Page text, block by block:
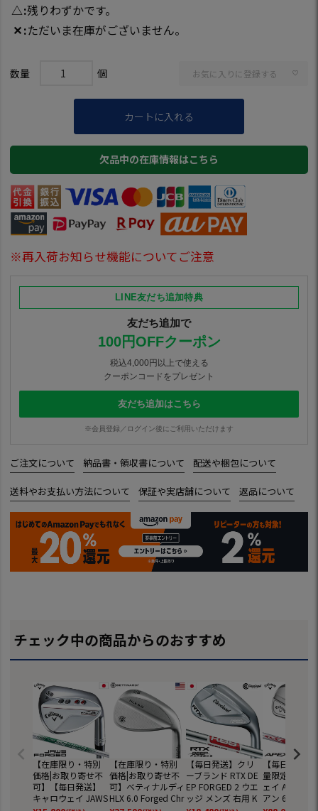
△ 残りわずかです。
✕ ただいま在庫がございません。
お気に入りに登録する
カートに入れる
欠品中の在庫情報はこちら
※再入荷お知らせ機能についてご注意
LINE友だち追加特典
友だち追加で
100円OFFクーポン
税込4,000円以上で使える
クーポンコードをプレゼント
友だち追加はこちら
※会員登録／ログイン後にご利用いただけます
ご注文について 納品書・領収書について 配送や梱包について
送料やお支払い方法について 保証や実店舗について 返品について
チェック中の商品からのおすすめ
【在庫限り・特別
価格|お取り寄せ不
可】【毎日発送】
キャロウェイ JAWS
【在庫限り・特別
価格|お取り寄せ不
可】ベティナルディ
HLX 6.0 Forged Chr
【毎日発送】クリ
ーブランド RTX DE
EP FORGED 2 ウエ
ッジ メンズ 右用 K
【毎日発送】
量限定】キャ
ェイ APEX
アン 6本セッ